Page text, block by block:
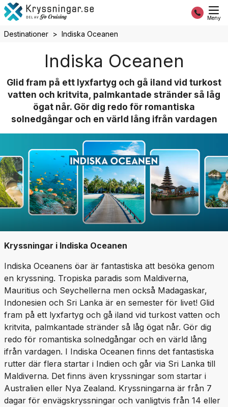
Meny
Destinationer Indiska Oceanen
Indiska Oceanen
Glid fram på ett lyxfartyg och gå iland vid turkost
vatten och kritvita, palmkantade stränder så låg
ögat når. Gör dig redo för romantiska
solnedgångar och en värld lång ifrån vardagen
Kryssningar i Indiska Oceanen
Indiska Oceanens öar är fantastiska att besöka genom
en kryssning. Tropiska paradis som Maldiverna,
Mauritius och Seychellerna men också Madagaskar,
Indonesien och Sri Lanka är en semester för livet! Glid
fram på ett lyxfartyg och gå iland vid turkost vatten och
kritvita, palmkantade stränder så låg ögat når. Gör dig
redo för romantiska solnedgångar och en värld lång
ifrån vardagen. I Indiska Oceanen finns det fantastiska
rutter där flera startar i Indien och går via Sri Lanka till
Maldiverna. Det finns även kryssningar som startar i
Australien eller Nya Zealand. Kryssningarna är från 7
dagar för envägskryssningar och vanligtvis från 14 eller